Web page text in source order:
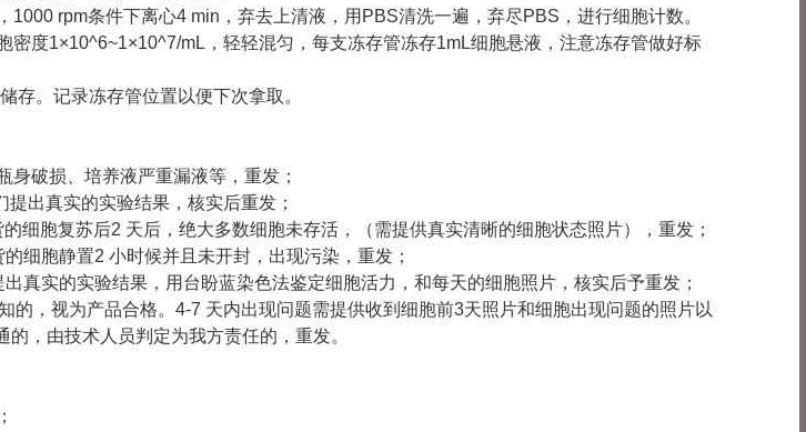
rpm条件下离心4 min，弃去上清液，用PBS清洗一遍，弃尽PBS，进行细胞计数。
密度1×10^6~1×10^7/mL，轻轻混匀，每支冻存管冻存1mL细胞悬液，注意冻存管做好标
存。记录冻存管位置以便下次拿取。
破损、培养液严重漏液等，重发；
出真实的实验结果，核实后重发；
细胞复苏后2 天后，绝大多数细胞未存活，（需提供真实清晰的细胞状态照片），重发；
细胞静置2 小时候并且未开封，出现污染，重发；
真实的实验结果，用台盼蓝染色法鉴定细胞活力，和每天的细胞照片，核实后予重发；
的，视为产品合格。4-7 天内出现问题需提供收到细胞前3天照片和细胞出现问题的照片以
，由技术人员判定为我方责任的，重发。